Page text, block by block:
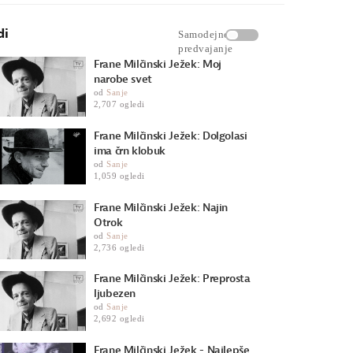
Samodejno
predvajanje
Frane Milčinski Ježek: Moj
narobe svet
odSanje
2,707 ogledi
Frane Milčinski Ježek: Dolgolasi
ima črn klobuk
odSanje
1,059 ogledi
Frane Milčinski Ježek: Najin
Otrok
odSanje
2,736 ogledi
Frane Milčinski Ježek: Preprosta
ljubezen
odSanje
2,692 ogledi